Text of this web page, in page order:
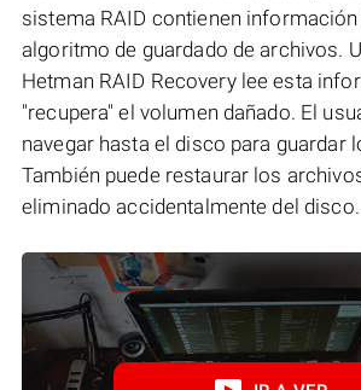
sistema RAID contienen
algoritmo de guardado de archivos.
Hetman RAID Recovery lee esta
"recupera" el volumen dañado. El
navegar hasta el disco para guardar
También puede restaurar los
eliminado accidentalmente del disco.